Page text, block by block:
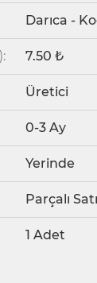
Darıca -
7.50 ₺
Üretici
0-3 Ay
Yerinde
Parçalı
1 Adet